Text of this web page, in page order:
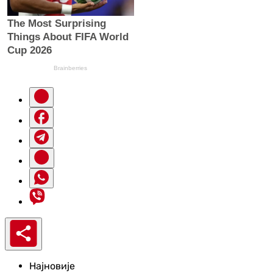
Најновије